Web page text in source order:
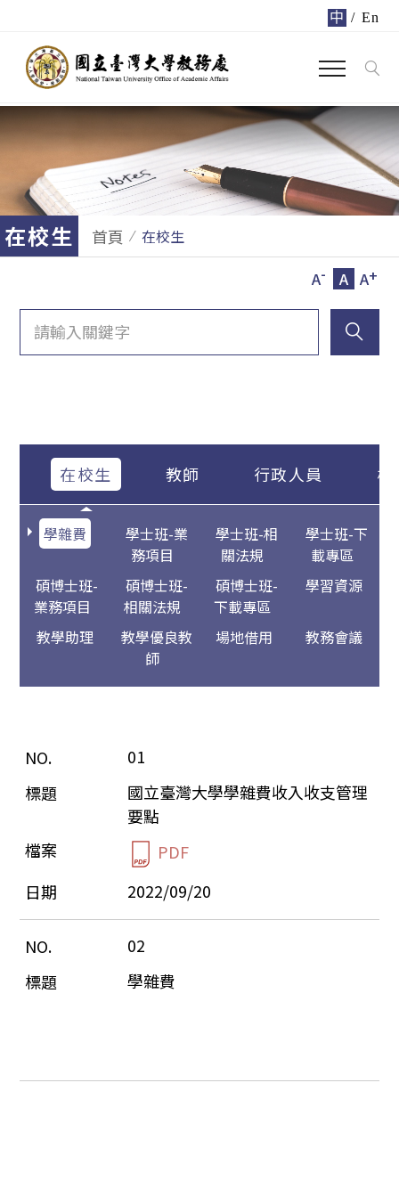
中 / En
在校生 首頁
在校生
A- A A+
在校生 教師 行政人員 校
學雜費
學士班-業
務項目
學士班-相
關法規
學士班-下
載專區
碩博士班-
業務項目
碩博士班-
相關法規
碩博士班-
下載專區
學習資源
教學助理
教學優良教
師
場地借用 教務會議
01
國立臺灣大學學雜費收入收支管理
要點
PDF
2022/09/20
02
學雜費